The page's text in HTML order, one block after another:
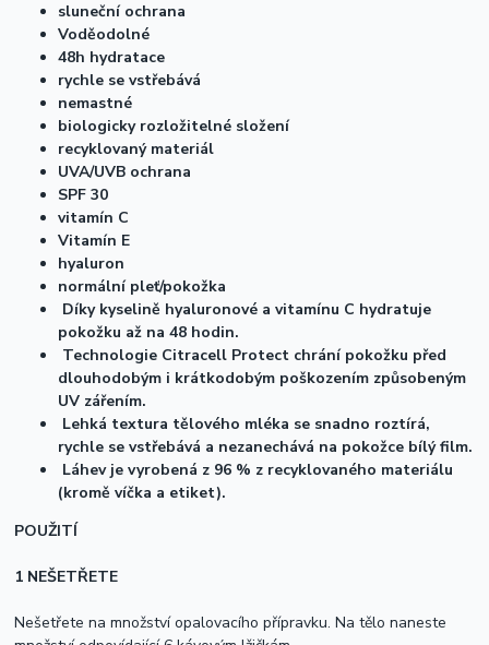
sluneční ochrana
Voděodolné
48h hydratace
rychle se vstřebává
nemastné
biologicky rozložitelné složení
recyklovaný materiál
UVA/UVB ochrana
SPF 30
vitamín C
Vitamín E
hyaluron
normální pleť/pokožka
Díky kyselině hyaluronové a vitamínu C hydratuje
pokožku až na 48 hodin.
Technologie Citracell Protect chrání pokožku před
dlouhodobým i krátkodobým poškozením způsobeným
UV zářením.
Lehká textura tělového mléka se snadno roztírá,
rychle se vstřebává a nezanechává na pokožce bílý film.
Láhev je vyrobená z 96 % z recyklovaného materiálu
(kromě víčka a etiket).
POUŽITÍ
1 NEŠETŘETE
Nešetřete na množství opalovacího přípravku. Na tělo naneste